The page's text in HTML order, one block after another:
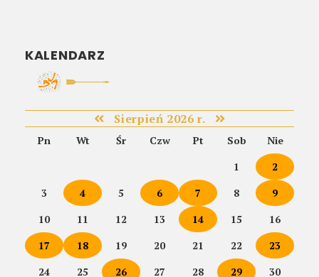
KALENDARZ
Sierpień 2026 r.
Pn Wt Śr Czw Pt Sob
Nie
1
2
3
4 5 6 7 8
9
10
11 12 13 14 15
16
17
18 19 20 21 22
23
24
25 26 27 28 29 30